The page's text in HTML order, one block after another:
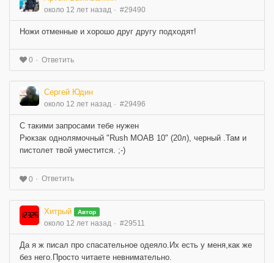
около 12 лет назад #29490
Ножи отменные и хорошо друг другу подходят!
0 Ответить
Сергей Юдин
около 12 лет назад #29496
С такими запросами тебе нужен
Рюкзак однолямочный "Rush MOAB 10" (20л), черный .Там и
пистолет твой уместится. ;-)
0 Ответить
Хитрый Автор
около 12 лет назад #29511
Да я ж писал про спасательное одеяло.Их есть у меня,как же
без него.Просто читаете невнимательно.